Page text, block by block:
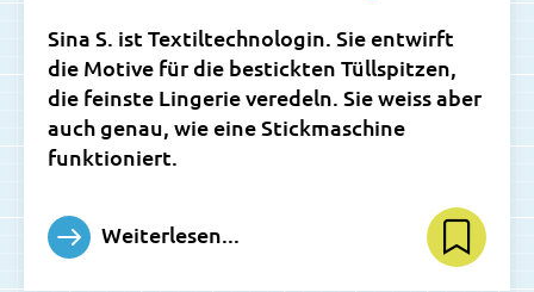
Sina S. ist Textiltechnologin. Sie entwirft
die Motive für die bestickten Tüllspitzen,
die feinste Lingerie veredeln. Sie weiss aber
auch genau, wie eine Stickmaschine
funktioniert.
Weiterlesen...